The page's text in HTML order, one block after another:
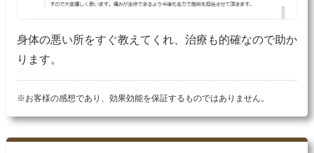
身体の悪い所をすぐ教えてくれ、治療も的確なので助か
ります。
※お客様の感想であり、効果効能を保証するものではありません。